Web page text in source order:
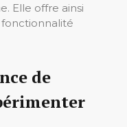
Elle offre ainsi
de